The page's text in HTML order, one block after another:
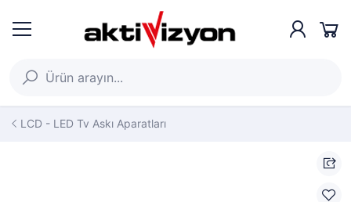
LCD - LED Tv Askı Aparatları